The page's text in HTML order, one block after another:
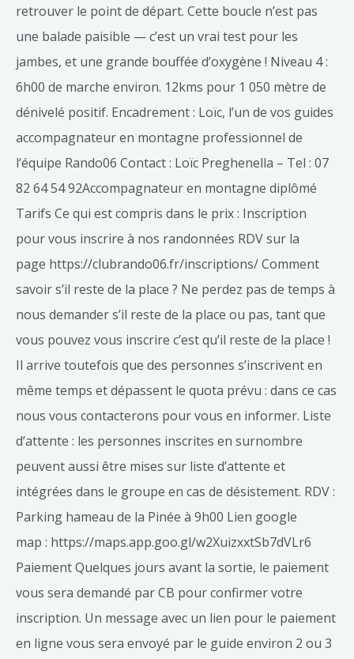
retrouver le point de départ. Cette boucle n’est pas
une balade paisible — c’est un vrai test pour les
jambes, et une grande bouffée d’oxygène ! Niveau 4 :
6h00 de marche environ. 12kms pour 1 050 mètre de
dénivelé positif. Encadrement : Loïc, l’un de vos guides
accompagnateur en montagne professionnel de
l‘équipe Rando06 Contact : Loïc Preghenella – Tel : 07
82 64 54 92Accompagnateur en montagne diplômé
Tarifs Ce qui est compris dans le prix : Inscription
pour vous inscrire à nos randonnées RDV sur la
page https://clubrando06.fr/inscriptions/ Comment
savoir s’il reste de la place ? Ne perdez pas de temps à
nous demander s’il reste de la place ou pas, tant que
vous pouvez vous inscrire c’est qu’il reste de la place !
Il arrive toutefois que des personnes s’inscrivent en
même temps et dépassent le quota prévu : dans ce cas
nous vous contacterons pour vous en informer. Liste
d’attente : les personnes inscrites en surnombre
peuvent aussi être mises sur liste d’attente et
intégrées dans le groupe en cas de désistement. RDV :
Parking hameau de la Pinée à 9h00 Lien google
map : https://maps.app.goo.gl/w2XuizxxtSb7dVLr6
Paiement Quelques jours avant la sortie, le paiement
vous sera demandé par CB pour confirmer votre
inscription. Un message avec un lien pour le paiement
en ligne vous sera envoyé par le guide environ 2 ou 3